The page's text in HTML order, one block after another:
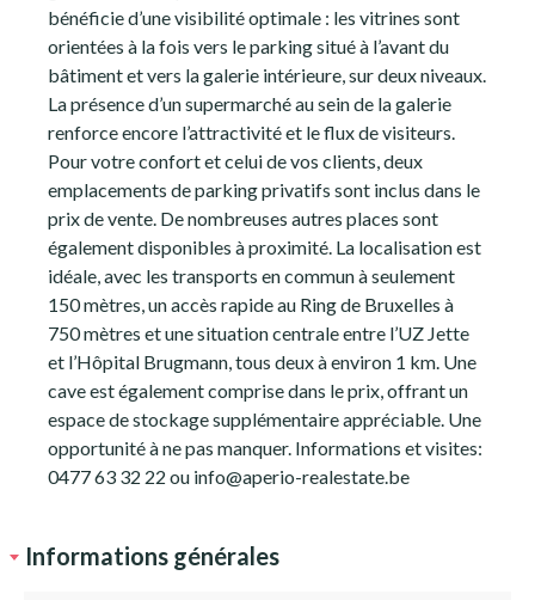
bénéficie d’une visibilité optimale : les vitrines sont
orientées à la fois vers le parking situé à l’avant du
bâtiment et vers la galerie intérieure, sur deux niveaux.
La présence d’un supermarché au sein de la galerie
renforce encore l’attractivité et le flux de visiteurs.
Pour votre confort et celui de vos clients, deux
emplacements de parking privatifs sont inclus dans le
prix de vente. De nombreuses autres places sont
également disponibles à proximité. La localisation est
idéale, avec les transports en commun à seulement
150 mètres, un accès rapide au Ring de Bruxelles à
750 mètres et une situation centrale entre l’UZ Jette
et l’Hôpital Brugmann, tous deux à environ 1 km. Une
cave est également comprise dans le prix, offrant un
espace de stockage supplémentaire appréciable. Une
opportunité à ne pas manquer. Informations et visites:
0477 63 32 22 ou info@aperio-realestate.be
Informations générales